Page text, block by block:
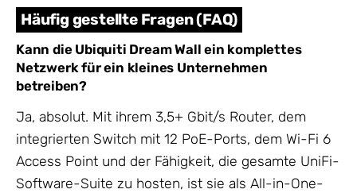
Häufig gestellte Fragen (FAQ)
Kann die Ubiquiti Dream Wall ein komplettes
Netzwerk für ein kleines Unternehmen
betreiben?
Ja, absolut. Mit ihrem 3,5+ Gbit/s Router, dem
integrierten Switch mit 12 PoE-Ports, dem Wi-Fi 6
Access Point und der Fähigkeit, die gesamte UniFi-
Software-Suite zu hosten, ist sie als All-in-One-